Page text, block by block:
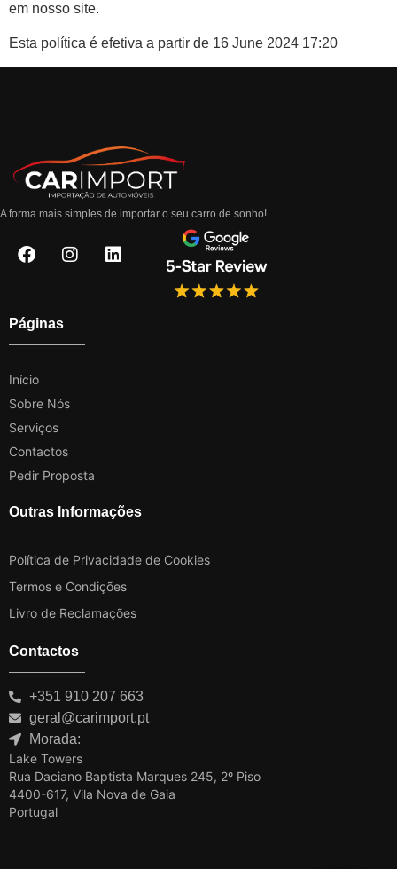
em nosso site.
Esta política é efetiva a partir de 16 June 2024 17:20
A forma mais simples de importar o seu carro de sonho!
Páginas
Início
Sobre Nós
Serviços
Contactos
Pedir Proposta
Outras Informações
Política de Privacidade de Cookies
Termos e Condições
Livro de Reclamações
Contactos
+351 910 207 663
geral@carimport.pt
Morada:
Lake Towers
Rua Daciano Baptista Marques 245, 2º Piso
4400-617, Vila Nova de Gaia
Portugal